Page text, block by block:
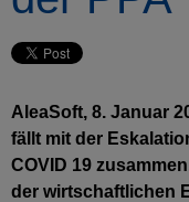
AleaSoft, 8. Januar
fällt mit der
COVID 19
der wirtschaftlichen